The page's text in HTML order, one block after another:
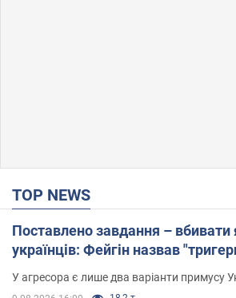
TOP NEWS
Поставлено завдання –
українців: Фейгін назвав
У агресора є лише два варіанти примусу